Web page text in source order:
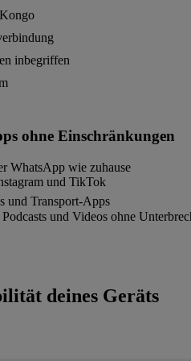
inbegriffen
ohne Einschränkungen
WhatsApp wie zuhause
und TikTok
und Transport-Apps
und Videos ohne
deines Geräts